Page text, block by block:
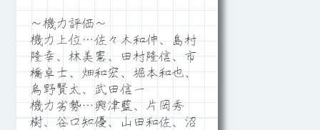
～機力評価～
機力上位…佐々木和伸、島村
隆幸、林美憲、田村隆信、市
橋卓士、畑和宏、堀本和也、
烏野賢太、武田信一
機力劣勢…興津藍、片岡秀
樹、谷口知優、山田和佐、沼